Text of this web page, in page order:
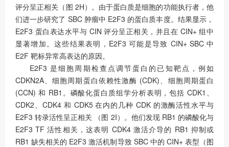
评分呈正相关（图 2H）。由于蛋白质是细胞的功能执行者，他
们进一步研究了 SBC 肿瘤中 E2F3 的蛋白质丰度。结果显示，
E2F3 蛋白表达水平与 CIN 评分呈正相关，并且在 CIN+ 组中
显著增加。这些结果表明，E2F3 可能是导致 CIN+ SBC 中
E2F 靶标异常高表达的原因。
E2F3 是细胞周期检查点调节蛋白的已知靶点，例如
CDKN2A、细胞周期蛋白依赖性激酶 (CDK)、细胞周期蛋白
(CCN) 和 RB1。磷酸化蛋白质组学分析表明，包括 CDK1、
CDK2、CDK4 和 CDK5 在内的几种 CDK 的激酶活性水平与
E2F3 转录活性呈正相关 （图 2I）。他们发现 RB1 的磷酸化与
E2F3 TF 活性相关，这表明 CDK4 激活介导的 RB1 抑制或
RB1 缺失相关的 E2F3 激活机制导致 SBC 中的 CIN+ 表型（图